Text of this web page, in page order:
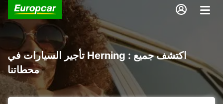
تأجير السيارات في Herning : اكتشف جميع
محطاتنا